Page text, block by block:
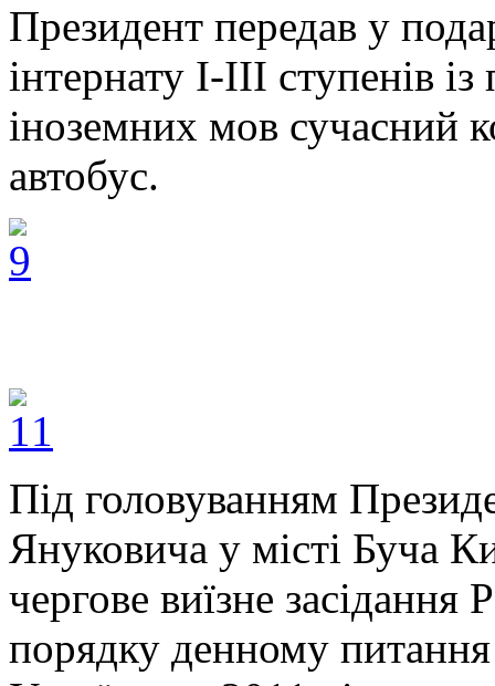
Президент передав у
інтернату І-ІІІ ступенів
іноземних мов сучасний
автобус.
Під головуванням
Януковича у місті Буча
чергове виїзне засідання
порядку денному